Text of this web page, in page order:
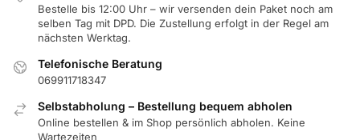
Bestelle bis 12:00 Uhr – wir versenden dein Paket noch am
selben Tag mit DPD. Die Zustellung erfolgt in der Regel am
nächsten Werktag.
Telefonische Beratung
069911718347
Selbstabholung – Bestellung bequem abholen
Online bestellen & im Shop persönlich abholen. Keine
Wartezeiten